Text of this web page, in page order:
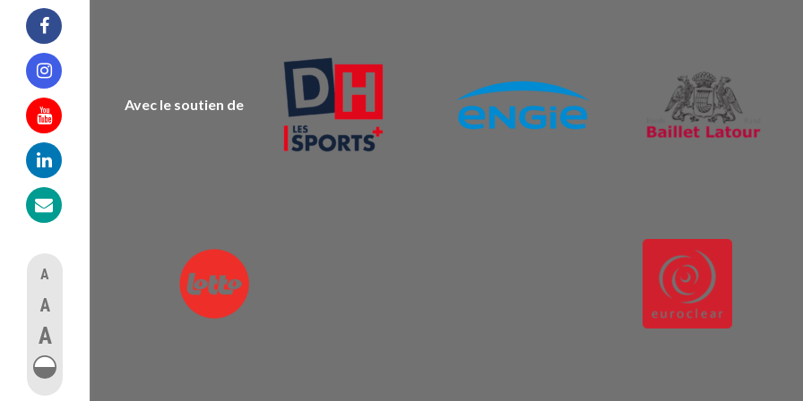
Facebook
Instagram
Youtube
Linkedin
A
A
A
augmenter
Avec le soutien de